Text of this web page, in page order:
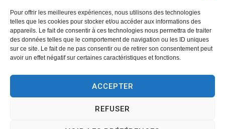
Pour offrir les meilleures expériences, nous utilisons des technologies
telles que les cookies pour stocker et/ou accéder aux informations des
appareils. Le fait de consentir à ces technologies nous permettra de traiter
des données telles que le comportement de navigation ou les ID uniques
sur ce site. Le fait de ne pas consentir ou de retirer son consentement peut
avoir un effet négatif sur certaines caractéristiques et fonctions.
ACCEPTER
REFUSER
Mairie,
1 Rue des Érables,
42330 – AVEIZIEUX
Horaires d’ouverture